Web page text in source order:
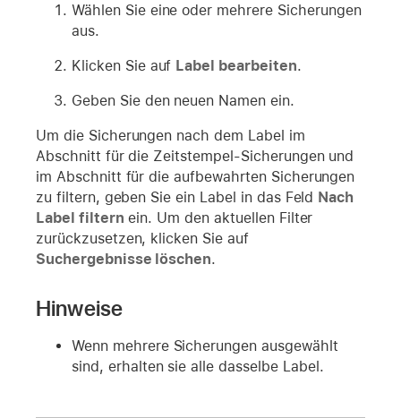
Wählen Sie eine oder mehrere Sicherungen
aus.
Klicken Sie auf Label bearbeiten.
Geben Sie den neuen Namen ein.
Um die Sicherungen nach dem Label im
Abschnitt für die Zeitstempel-Sicherungen und
im Abschnitt für die aufbewahrten Sicherungen
zu filtern, geben Sie ein Label in das Feld Nach
Label filtern ein. Um den aktuellen Filter
zurückzusetzen, klicken Sie auf
Suchergebnisse löschen.
Hinweise
Wenn mehrere Sicherungen ausgewählt
sind, erhalten sie alle dasselbe Label.